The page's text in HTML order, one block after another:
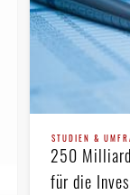
STUDIEN &
250
für die